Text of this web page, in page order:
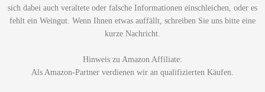
sich dabei auch veraltete oder falsche Informationen einschleichen, oder es
fehlt ein Weingut. Wenn Ihnen etwas auffällt, schreiben Sie uns bitte eine
kurze Nachricht.
Hinweis zu Amazon Affiliate:
Als Amazon-Partner verdienen wir an qualifizierten Käufen.